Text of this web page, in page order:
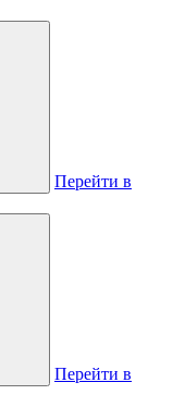
Перейти в
Перейти в